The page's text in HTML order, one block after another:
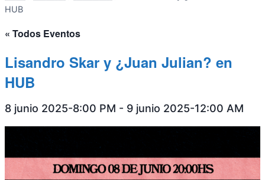
HUB
« Todos Eventos
Lisandro Skar y ¿Juan Julian? en
HUB
8 junio 2025-8:00 PM - 9 junio 2025-12:00 AM